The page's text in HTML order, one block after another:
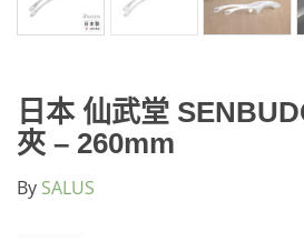
日本 仙武堂
夾 – 260mm
By SALUS